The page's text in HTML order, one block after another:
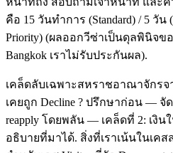
คือ 15 วันทำการ (Standard) / 5 วัน
Priority) (ผลออกวีซ่าเป็นดุลพินิจของ
Bangkok เราไม่รับประกันผล).
เคล็ดลับเฉพาะสหราชอาณาจักรจ
เคยถูก Decline ? ปรึกษาก่อน — จั
reapply โดยพลัน — เคล็ดที่ 2: เงิ
อธิบายที่มาได้. สิ่งที่เราเน้นในเค